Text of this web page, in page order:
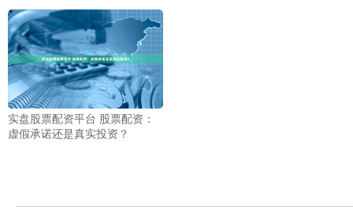
实盘股票配资平台 股票配资：
虚假承诺还是真实投资？